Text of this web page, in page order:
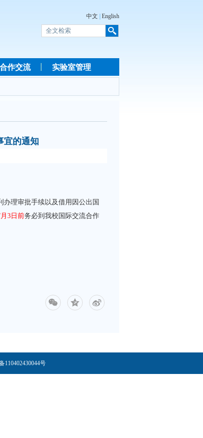
中文 English
合作交流 实验室管理
宜的通知
理审批手续以及借用因公出国
3日前务必到我校国际交流合作
号